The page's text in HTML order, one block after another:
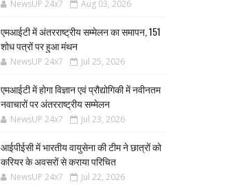
NewsUP 24x7 Aug 03, 2026
एमआईटी में अंतरराष्ट्रीय सम्मेलन का समापन, 151
शोध पत्रों पर हुआ मंथन
NewsUP 24x7 Jul 25, 2026
एमआईटी में होगा विज्ञान एवं प्रौद्योगिकी में नवीनतम
नवाचारों पर अंतरराष्ट्रीय सम्मेलन
NewsUP 24x7 Jul 23, 2026
आईपीईसी में भारतीय वायुसेना की टीम ने छात्रों को
करियर के अवसरों से कराया परिचित
NewsUP 24x7 Jul 22, 2026